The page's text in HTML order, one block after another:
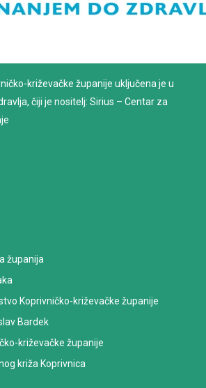
križevačke županije uključena je u
čiji je nositelj: Sirius – Centar za
županija
Koprivničko-križevačke županije
Bardek
križevačke županije
križa Koprivnica